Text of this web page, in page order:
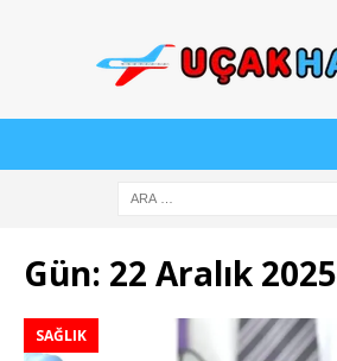
Gün: 22 Aralık 2025
SAĞLIK